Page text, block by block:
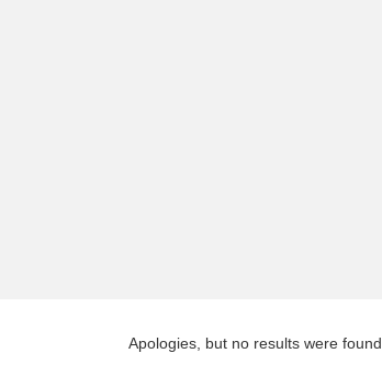
Apologies, but no results were found.